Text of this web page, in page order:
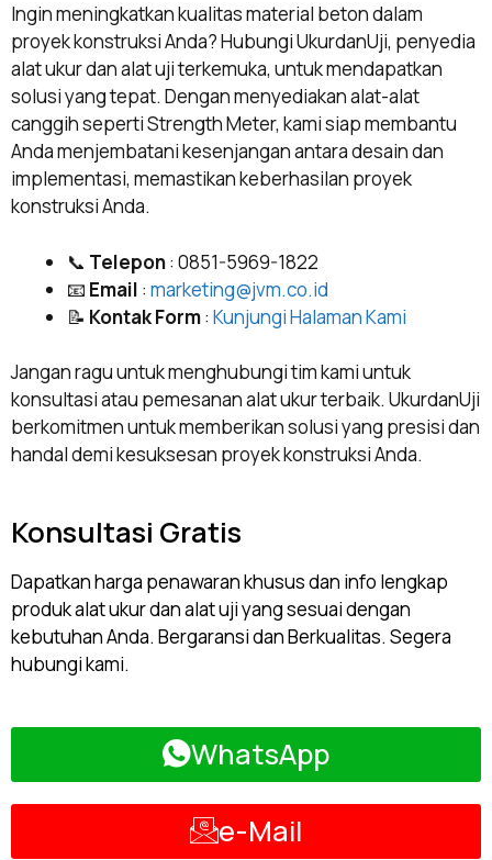
Ingin meningkatkan kualitas material beton dalam
proyek konstruksi Anda? Hubungi UkurdanUji, penyedia
alat ukur dan alat uji terkemuka, untuk mendapatkan
solusi yang tepat. Dengan menyediakan alat-alat
canggih seperti Strength Meter, kami siap membantu
Anda menjembatani kesenjangan antara desain dan
implementasi, memastikan keberhasilan proyek
konstruksi Anda.
📞 Telepon: 0851-5969-1822
📧 Email : marketing@jvm.co.id
📝 Kontak Form: Kunjungi Halaman Kami
Jangan ragu untuk menghubungi tim kami untuk
konsultasi atau pemesanan alat ukur terbaik. UkurdanUji
berkomitmen untuk memberikan solusi yang presisi dan
handal demi kesuksesan proyek konstruksi Anda.
Konsultasi Gratis
Dapatkan harga penawaran khusus dan info lengkap
produk alat ukur dan alat uji yang sesuai dengan
kebutuhan Anda. Bergaransi dan Berkualitas. Segera
hubungi kami.
WhatsApp
e-Mail